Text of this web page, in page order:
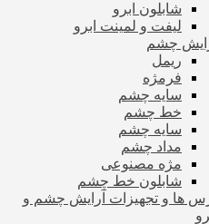
شابلون ابرو
لیفت و لمینت ابرو
چشم
ریمل
فرمژه
سایه چشم
خط چشم
سایه چشم
مداد چشم
مژه مصنوعی
شابلون خط چشم
ها و تجهیزات آرایش چشم و